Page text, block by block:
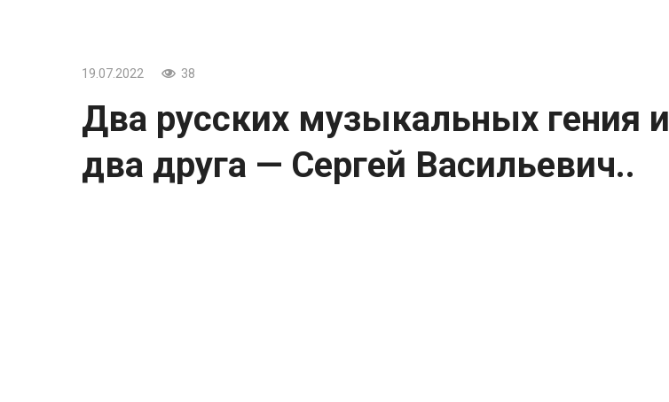
19.07.2022 38
Два русских музыкальных гения и
два друга — Сергей Васильевич..